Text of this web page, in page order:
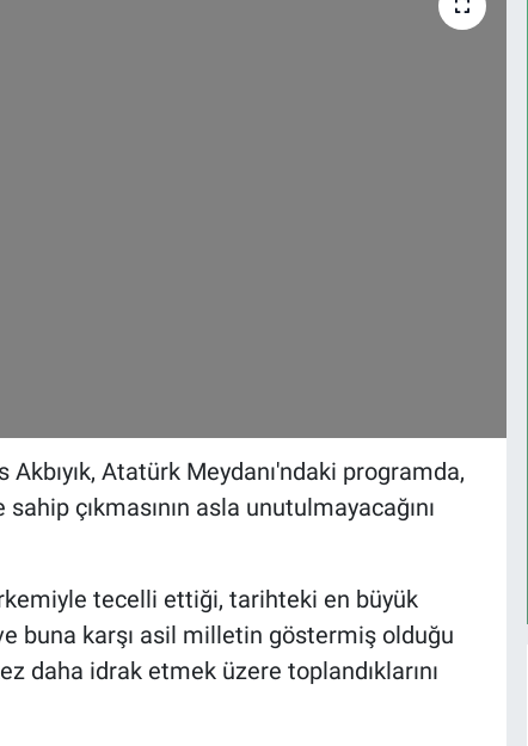
Atatürk Meydanı'ndaki programda,
çıkmasının asla unutulmayacağını
tecelli ettiği, tarihteki en büyük
buna karşı asil milletin göstermiş olduğu
daha idrak etmek üzere toplandıklarını